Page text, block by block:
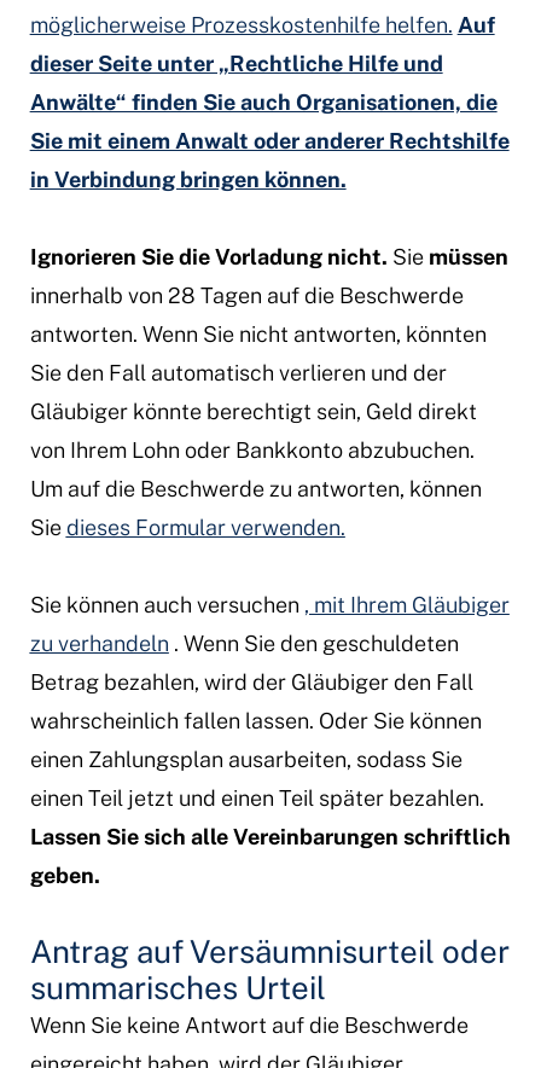
möglicherweise Prozesskostenhilfe helfen. Auf
dieser Seite unter „Rechtliche Hilfe und
Anwälte“ finden Sie auch Organisationen, die
Sie mit einem Anwalt oder anderer Rechtshilfe
in Verbindung bringen können.
Ignorieren Sie die Vorladung nicht. Sie müssen
innerhalb von 28 Tagen auf die Beschwerde
antworten. Wenn Sie nicht antworten, könnten
Sie den Fall automatisch verlieren und der
Gläubiger könnte berechtigt sein, Geld direkt
von Ihrem Lohn oder Bankkonto abzubuchen.
Um auf die Beschwerde zu antworten, können
Siedieses Formular verwenden.
Sie können auch versuchen , mit Ihrem Gläubiger
zu verhandeln . Wenn Sie den geschuldeten
Betrag bezahlen, wird der Gläubiger den Fall
wahrscheinlich fallen lassen. Oder Sie können
einen Zahlungsplan ausarbeiten, sodass Sie
einen Teil jetzt und einen Teil später bezahlen.
Lassen Sie sich alle Vereinbarungen schriftlich
geben.
Antrag auf Versäumnisurteil oder
summarisches Urteil
Wenn Sie keine Antwort auf die Beschwerde